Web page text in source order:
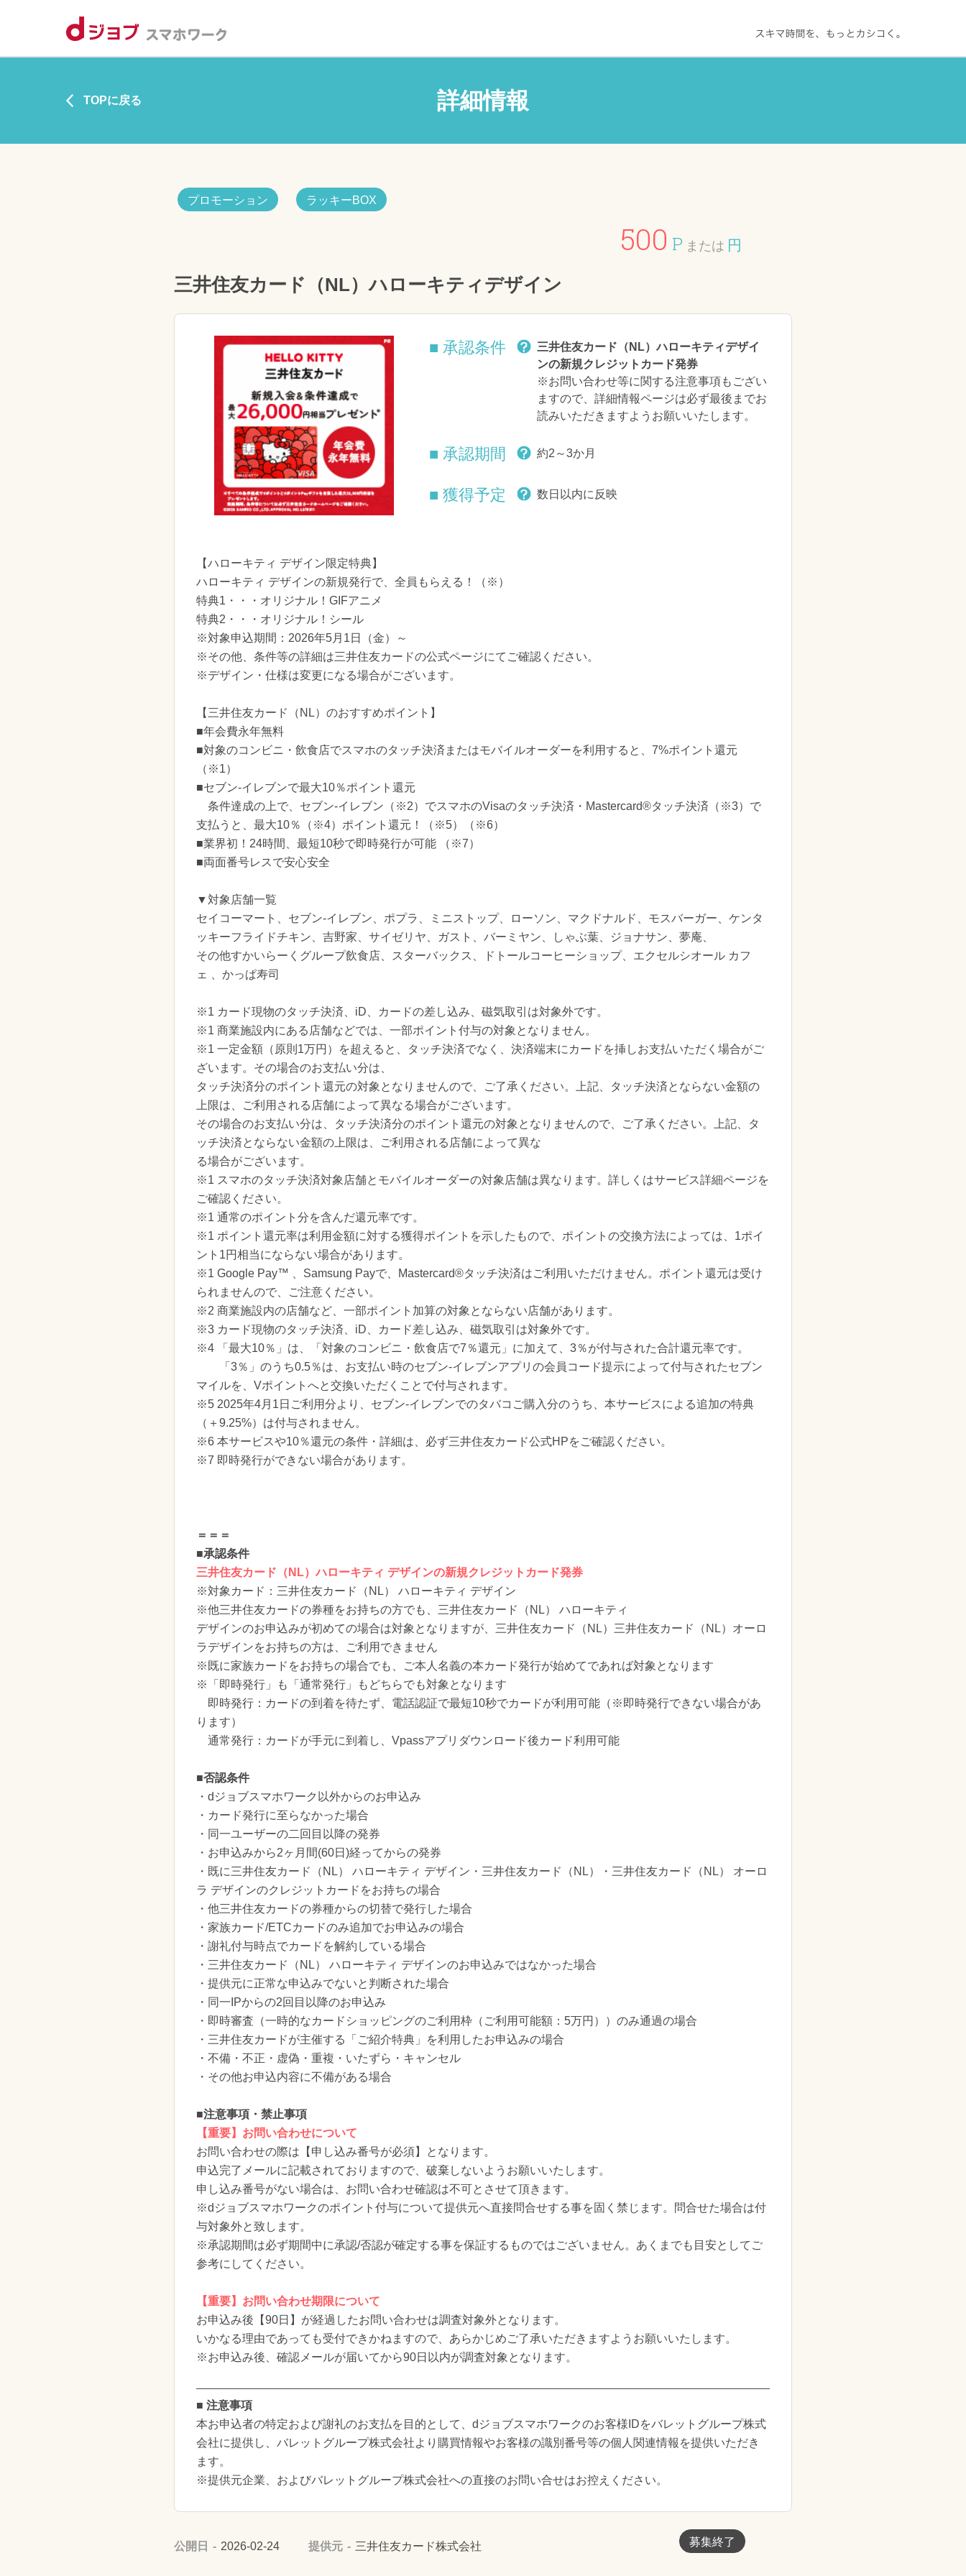
詳細情報
TOPに戻る
プロモーション ラッキーBOX
500 P または 円
三井住友カード（NL）ハローキティデザイン
■ 承認条件
三井住友カード（NL）ハローキティデザイ
ンの新規クレジットカード発券
※お問い合わせ等に関する注意事項もござい
ますので、詳細情報ページは必ず最後までお
読みいただきますようお願いいたします。
■ 承認期間 約2～3か月
■ 獲得予定 数日以内に反映
【ハローキティ デザイン限定特典】
ハローキティ デザインの新規発行で、全員もらえる！（※）
特典1・・・オリジナル！GIFアニメ
特典2・・・オリジナル！シール
※対象申込期間：2026年5月1日（金）～
※その他、条件等の詳細は三井住友カードの公式ページにてご確認ください。
※デザイン・仕様は変更になる場合がございます。
【三井住友カード（NL）のおすすめポイント】
■年会費永年無料
■対象のコンビニ・飲食店でスマホのタッチ決済またはモバイルオーダーを利用すると、7%ポイント還元
（※1）
■セブン-イレブンで最大10％ポイント還元
条件達成の上で、セブン-イレブン（※2）でスマホのVisaのタッチ決済・Mastercard®タッチ決済（※3）で
支払うと、最大10％（※4）ポイント還元！（※5）（※6）
■業界初！24時間、最短10秒で即時発行が可能 （※7）
■両面番号レスで安心安全
▼対象店舗一覧
セイコーマート、セブン‐イレブン、ポプラ、ミニストップ、ローソン、マクドナルド、モスバーガー、ケンタ
ッキーフライドチキン、吉野家、サイゼリヤ、ガスト、バーミヤン、しゃぶ葉、ジョナサン、夢庵、
その他すかいらーくグループ飲食店、スターバックス、ドトールコーヒーショップ、エクセルシオール カフ
ェ 、かっぱ寿司
※1 カード現物のタッチ決済、iD、カードの差し込み、磁気取引は対象外です。
※1 商業施設内にある店舗などでは、一部ポイント付与の対象となりません。
※1 一定金額（原則1万円）を超えると、タッチ決済でなく、決済端末にカードを挿しお支払いただく場合がご
ざいます。その場合のお支払い分は、
タッチ決済分のポイント還元の対象となりませんので、ご了承ください。上記、タッチ決済とならない金額の
上限は、ご利用される店舗によって異なる場合がございます。
その場合のお支払い分は、タッチ決済分のポイント還元の対象となりませんので、ご了承ください。上記、タ
ッチ決済とならない金額の上限は、ご利用される店舗によって異な
る場合がございます。
※1 スマホのタッチ決済対象店舗とモバイルオーダーの対象店舗は異なります。詳しくはサービス詳細ページを
ご確認ください。
※1 通常のポイント分を含んだ還元率です。
※1 ポイント還元率は利用金額に対する獲得ポイントを示したもので、ポイントの交換方法によっては、1ポイ
ント1円相当にならない場合があります。
※1 Google Pay™ 、Samsung Payで、Mastercard®タッチ決済はご利用いただけません。ポイント還元は受け
られませんので、ご注意ください。
※2 商業施設内の店舗など、一部ポイント加算の対象とならない店舗があります。
※3 カード現物のタッチ決済、iD、カード差し込み、磁気取引は対象外です。
※4 「最大10％」は、「対象のコンビニ・飲食店で7％還元」に加えて、3％が付与された合計還元率です。
「3％」のうち0.5％は、お支払い時のセブン-イレブンアプリの会員コード提示によって付与されたセブン
マイルを、Vポイントへと交換いただくことで付与されます。
※5 2025年4月1日ご利用分より、セブン‐イレブンでのタバコご購入分のうち、本サービスによる追加の特典
（＋9.25%）は付与されません。
※6 本サービスや10％還元の条件・詳細は、必ず三井住友カード公式HPをご確認ください。
※7 即時発行ができない場合があります。
＝＝＝
■承認条件
三井住友カード（NL）ハローキティ デザインの新規クレジットカード発券
※対象カード：三井住友カード（NL） ハローキティ デザイン
※他三井住友カードの券種をお持ちの方でも、三井住友カード（NL） ハローキティ
デザインのお申込みが初めての場合は対象となりますが、三井住友カード（NL）三井住友カード（NL）オーロ
ラデザインをお持ちの方は、ご利用できません
※既に家族カードをお持ちの場合でも、ご本人名義の本カード発行が始めてであれば対象となります
※「即時発行」も「通常発行」もどちらでも対象となります
即時発行：カードの到着を待たず、電話認証で最短10秒でカードが利用可能（※即時発行できない場合があ
ります）
通常発行：カードが手元に到着し、Vpassアプリダウンロード後カード利用可能
■否認条件
・dジョブスマホワーク以外からのお申込み
・カード発行に至らなかった場合
・同一ユーザーの二回目以降の発券
・お申込みから2ヶ月間(60日)経ってからの発券
・既に三井住友カード（NL） ハローキティ デザイン・三井住友カード（NL）・三井住友カード（NL） オーロ
ラ デザインのクレジットカードをお持ちの場合
・他三井住友カードの券種からの切替で発行した場合
・家族カード/ETCカードのみ追加でお申込みの場合
・謝礼付与時点でカードを解約している場合
・三井住友カード（NL） ハローキティ デザインのお申込みではなかった場合
・提供元に正常な申込みでないと判断された場合
・同一IPからの2回目以降のお申込み
・即時審査（一時的なカードショッピングのご利用枠（ご利用可能額：5万円））のみ通過の場合
・三井住友カードが主催する「ご紹介特典」を利用したお申込みの場合
・不備・不正・虚偽・重複・いたずら・キャンセル
・その他お申込内容に不備がある場合
■注意事項・禁止事項
【重要】お問い合わせについて
お問い合わせの際は【申し込み番号が必須】となります。
申込完了メールに記載されておりますので、破棄しないようお願いいたします。
申し込み番号がない場合は、お問い合わせ確認は不可とさせて頂きます。
※dジョブスマホワークのポイント付与について提供元へ直接問合せする事を固く禁じます。問合せた場合は付
与対象外と致します。
※承認期間は必ず期間中に承認/否認が確定する事を保証するものではございません。あくまでも目安としてご
参考にしてください。
【重要】お問い合わせ期限について
お申込み後【90日】が経過したお問い合わせは調査対象外となります。
いかなる理由であっても受付できかねますので、あらかじめご了承いただきますようお願いいたします。
※お申込み後、確認メールが届いてから90日以内が調査対象となります。
■ 注意事項
本お申込者の特定および謝礼のお支払を目的として、dジョブスマホワークのお客様IDをバレットグループ株式
会社に提供し、バレットグループ株式会社より購買情報やお客様の識別番号等の個人関連情報を提供いただき
ます。
※提供元企業、およびバレットグループ株式会社への直接のお問い合せはお控えください。
募集終了
公開日 2026-02-24 提供元 三井住友カード株式会社